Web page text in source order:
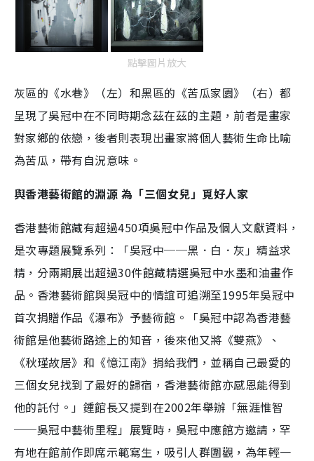
點擊圖片放大
灰區的《水巷》（左）和黑區的《苦瓜家園》（右）都
呈現了吳冠中在不同時期念茲在茲的主題，前者是畫家
對家鄉的依戀，後者則表現出畫家將個人藝術生命比喻
為苦瓜，帶有自況意味。
與香港藝術館的淵源 為「三個女兒」覓好人家
香港藝術館藏有超過450項吳冠中作品及個人文獻資料，
是次專題展覽系列：「吳冠中──黑．白．灰」精益求
精，分兩期展出超過30件館藏精選吳冠中水墨和油畫作
品。香港藝術館與吳冠中的情誼可追溯至1995年吳冠中
首次捐贈作品《瀑布》予藝術館。「吳冠中認為香港藝
術館是他藝術路途上的知音，後來他又將《雙燕》、
《秋瑾故居》和《憶江南》捐給我們，並稱自己最愛的
三個女兒找到了最好的歸宿，香港藝術館亦感恩能得到
他的託付。」鍾館長又提到在2002年舉辦「無涯惟智
──吳冠中藝術里程」展覽時，吳冠中應館方邀請，罕
有地在館前作即席示範寫生，吸引人群圍觀，為年輕一